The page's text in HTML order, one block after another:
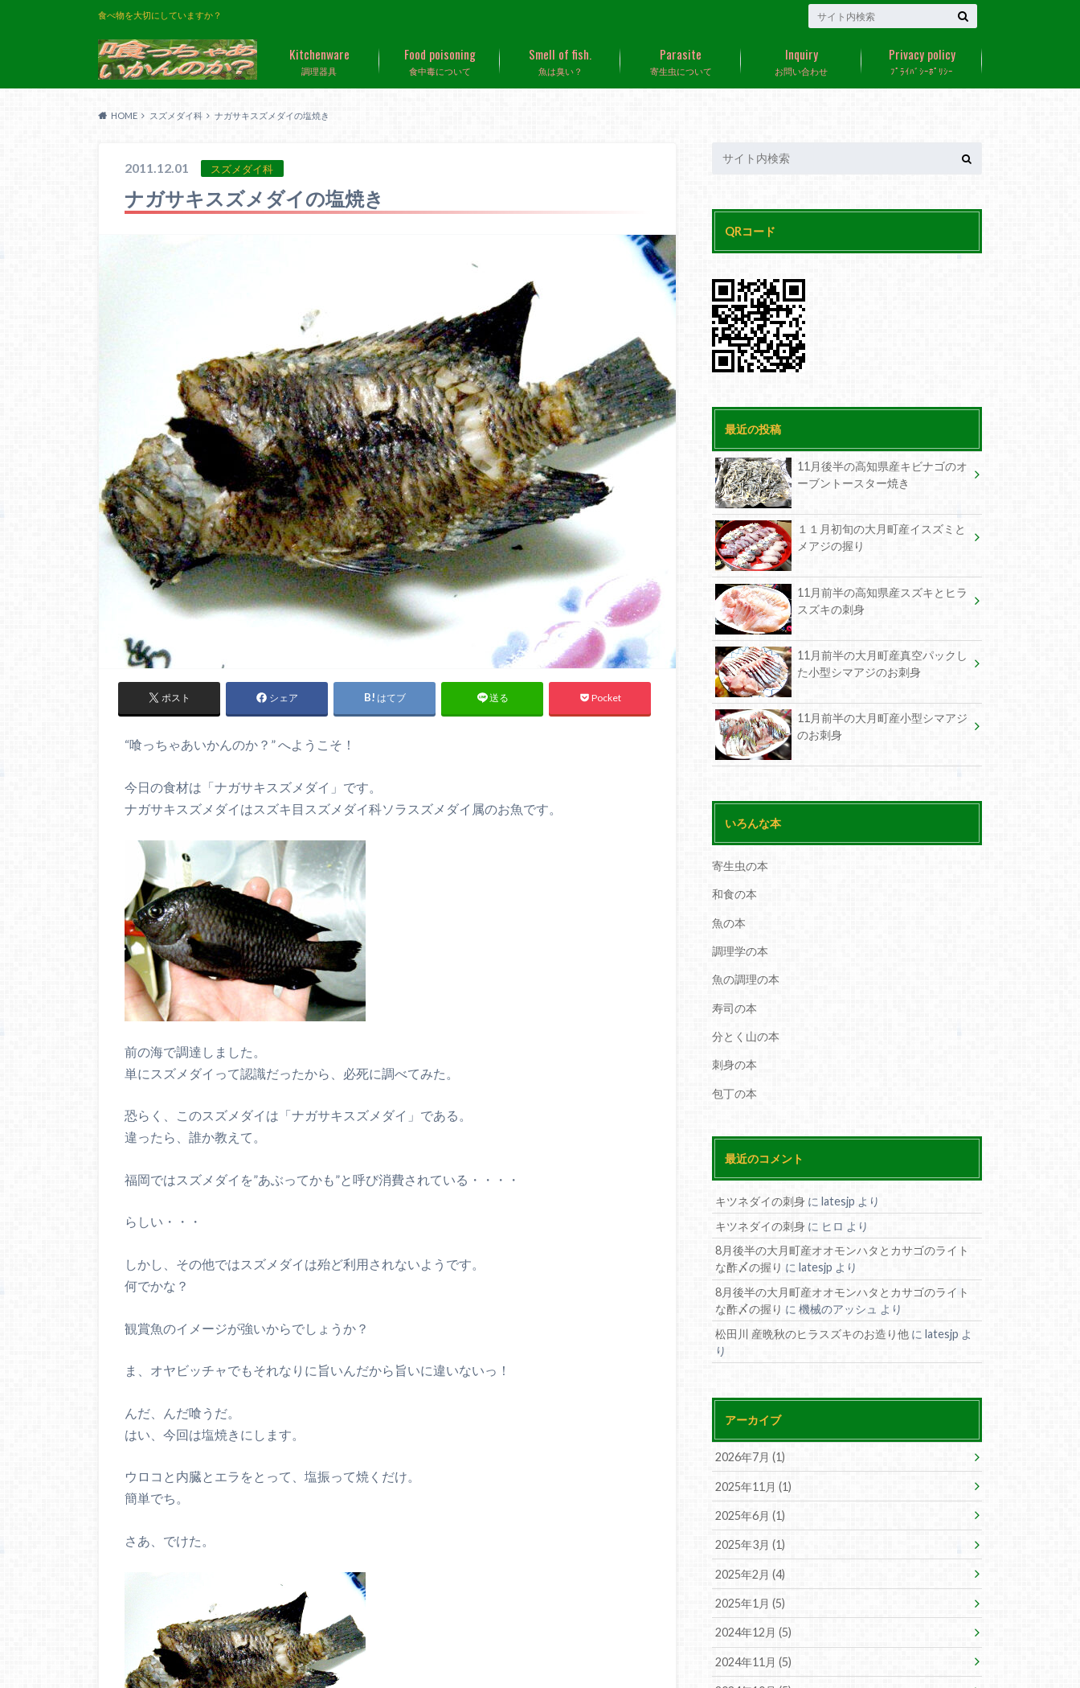
食べ物を大切にしていますか？
調理器具
Kitchenware
食中毒について
Food poisoning
魚は臭い？
Smell of fish.
寄生虫について
Parasite
お問い合わせ
Inquiry
ﾌﾟﾗｲﾊﾞｼｰﾎﾟﾘｼｰ
Privacy policy
HOME スズメダイ科 ナガサキスズメダイの塩焼き
2011.12.01 スズメダイ科
ナガサキスズメダイの塩焼き
ポスト シェア はてブ 送る Pocket
“喰っちゃあいかんのか？” へようこそ！
今日の食材は「ナガサキスズメダイ」です。
ナガサキスズメダイはスズキ目スズメダイ科ソラスズメダイ属のお魚です。
前の海で調達しました。
単にスズメダイって認識だったから、必死に調べてみた。
恐らく、このスズメダイは「ナガサキスズメダイ」である。
違ったら、誰か教えて。
福岡ではスズメダイを”あぶってかも”と呼び消費されている・・・・
らしい・・・
しかし、その他ではスズメダイは殆ど利用されないようです。
何でかな？
観賞魚のイメージが強いからでしょうか？
ま、オヤビッチャでもそれなりに旨いんだから旨いに違いないっ！
んだ、んだ喰うだ。
はい、今回は塩焼きにします。
ウロコと内臓とエラをとって、塩振って焼くだけ。
簡単でち。
さあ、でけた。
QRコード
最近の投稿
11月後半の高知県産キビナゴのオ
ーブントースター焼き
１１月初旬の大月町産イスズミと
メアジの握り
11月前半の高知県産スズキとヒラ
スズキの刺身
11月前半の大月町産真空パックし
た小型シマアジのお刺身
11月前半の大月町産小型シマアジ
のお刺身
いろんな本
寄生虫の本
和食の本
魚の本
調理学の本
魚の調理の本
寿司の本
分とく山の本
刺身の本
包丁の本
最近のコメント
キツネダイの刺身 にlatesjp より
キツネダイの刺身 に ヒロ より
8月後半の大月町産オオモンハタとカサゴのライト
な酢〆の握り にlatesjp より
8月後半の大月町産オオモンハタとカサゴのライト
な酢〆の握り に機械のアッシュ より
松田川 産晩秋のヒラスズキのお造り他 にlatesjp よ
り
アーカイブ
2026年7月 (1)
2025年11月 (1)
2025年6月 (1)
2025年3月 (1)
2025年2月 (4)
2025年1月 (5)
2024年12月 (5)
2024年11月 (5)